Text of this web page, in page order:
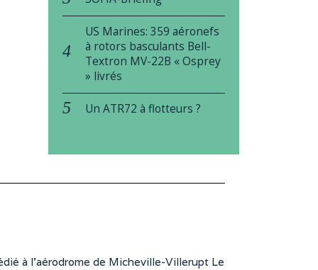
US Marines: 359 aéronefs
à rotors basculants Bell-
Textron MV-22B « Osprey
» livrés
Un ATR72 à flotteurs ?
à l’aérodrome de Micheville-Villerupt Le